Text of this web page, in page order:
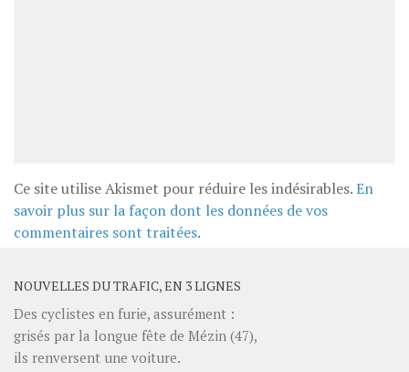
Ce site utilise Akismet pour réduire les indésirables.En
savoir plus sur la façon dont les données de vos
commentaires sont traitées.
NOUVELLES DU TRAFIC, EN 3 LIGNES
Des cyclistes en furie, assurément :
grisés par la longue fête de Mézin (47),
ils renversent une voiture.